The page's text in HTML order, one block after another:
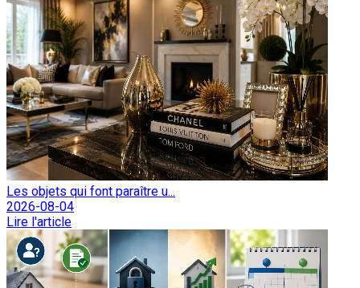
Les objets qui font paraître u...
2026-08-04
Lire l'article